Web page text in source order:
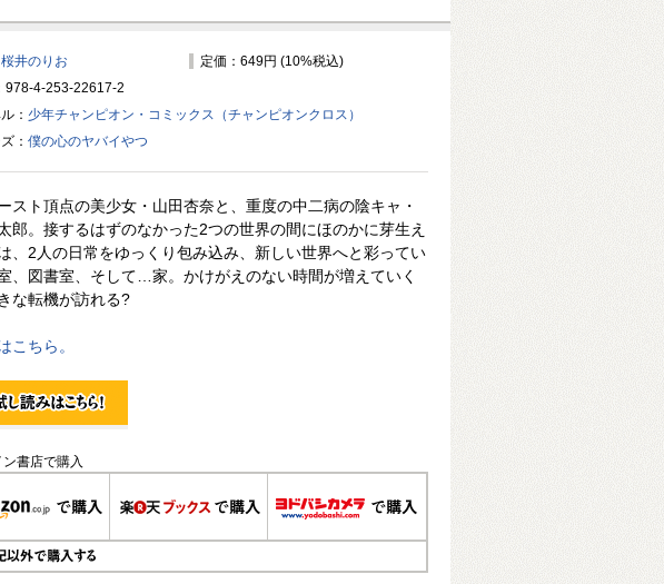
桜井のりお
定価：649円 (10%税込)
978-4-253-22617-2
： 少年チャンピオン・コミックス（チャンピオンクロス）
： 僕の心のヤバイやつ
スト頂点の美少女・山田杏奈と、重度の中二病の陰キャ・
郎。接するはずのなかった2つの世界の間にほのかに芽生え
、2人の日常をゆっくり包み込み、新しい世界へと彩ってい
、図書室、そして…家。かけがえのない時間が増えていく
な転機が訪れる?
こちら。
書店で購入